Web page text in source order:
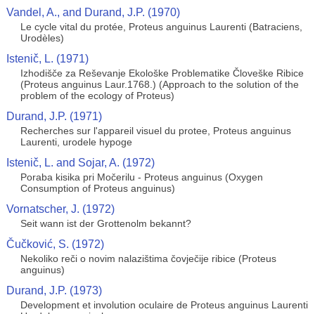
Vandel, A., and Durand, J.P. (1970)
Le cycle vital du protée, Proteus anguinus Laurenti (Batraciens,
Urodèles)
Istenič, L. (1971)
Izhodišče za Reševanje Ekološke Problematike Človeške Ribice
(Proteus anguinus Laur.1768.) (Approach to the solution of the
problem of the ecology of Proteus)
Durand, J.P. (1971)
Recherches sur l'appareil visuel du protee, Proteus anguinus
Laurenti, urodele hypoge
Istenič, L. and Sojar, A. (1972)
Poraba kisika pri Močerilu - Proteus anguinus (Oxygen
Consumption of Proteus anguinus)
Vornatscher, J. (1972)
Seit wann ist der Grottenolm bekannt?
Čučković, S. (1972)
Nekoliko reči o novim nalazištima čovječije ribice (Proteus
anguinus)
Durand, J.P. (1973)
Development et involution oculaire de Proteus anguinus Laurenti